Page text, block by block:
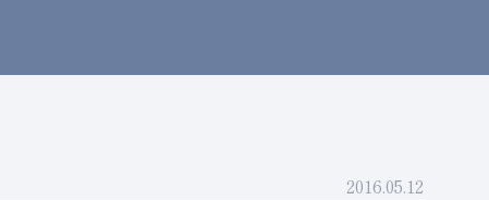
2016.05.12